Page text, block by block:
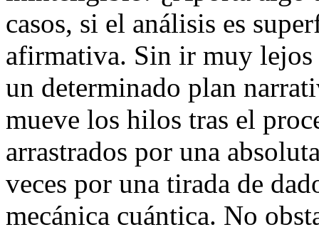
casos, si el análisis es
afirmativa. Sin ir muy lejos
un determinado plan
mueve los hilos tras el
arrastrados por una
veces por una tirada de
mecánica cuántica. No